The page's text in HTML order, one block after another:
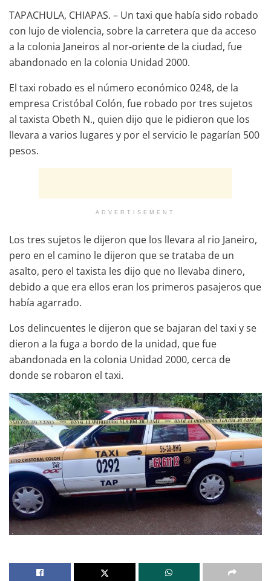
TAPACHULA, CHIAPAS. – Un taxi que había sido robado
con lujo de violencia, sobre la carretera que da acceso
a la colonia Janeiros al nor-oriente de la ciudad, fue
abandonado en la colonia Unidad 2000.
El taxi robado es el número económico 0248, de la
empresa Cristóbal Colón, fue robado por tres sujetos
al taxista Obeth N., quien dijo que le pidieron que los
llevara a varios lugares y por el servicio le pagarían 500
pesos.
ADVERTISEMENT
Los tres sujetos le dijeron que los llevara al rio Janeiro,
pero en el camino le dijeron que se trataba de un
asalto, pero el taxista les dijo que no llevaba dinero,
debido a que era ellos eran los primeros pasajeros que
había agarrado.
Los delincuentes le dijeron que se bajaran del taxi y se
dieron a la fuga a bordo de la unidad, que fue
abandonada en la colonia Unidad 2000, cerca de
donde se robaron el taxi.